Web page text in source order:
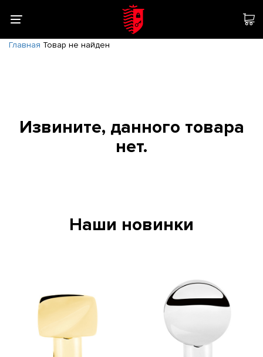
Главная Товар не найден
Извините, данного товара
нет.
Наши новинки